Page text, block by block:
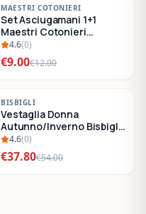
-25%
SALDI
MAESTRI COTONIERI
Set Asciugamani 1+1
Maestri Cotonieri
Eternity Spugna di
Cotone
4.6(0)
€9.00€12.00
-30 %
SALDI
BISBIGLI
Vestaglia Donna
Autunno/Inverno Bisbigli
BO288632
4.6(0)
€37.80€54.00